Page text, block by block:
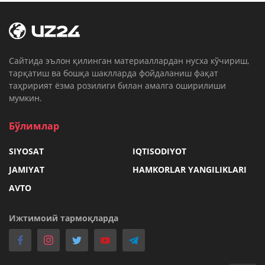
Cайтида эълон қилинган материаллардан нусха кўчириш,
тарқатиш ва бошқа шаклларда фойдаланиш фақат
таҳририят ёзма розилиги билан амалга оширилиши
мумкин.
Бўлимлар
SIYOSAT
IQTISODIYOT
JAMIYAT
HAMKORLAR YANGILIKLARI
AVTO
Ижтимоий тармоқларда